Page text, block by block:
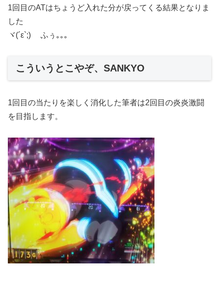
1回目のATはちょうど入れた分が戻ってくる結果となりま
した
ヾ(´ε`;)ゝ ふぅ｡｡｡
こういうとこやぞ、SANKYO
1回目の当たりを楽しく消化した筆者は2回目の炎炎激闘
を目指します。